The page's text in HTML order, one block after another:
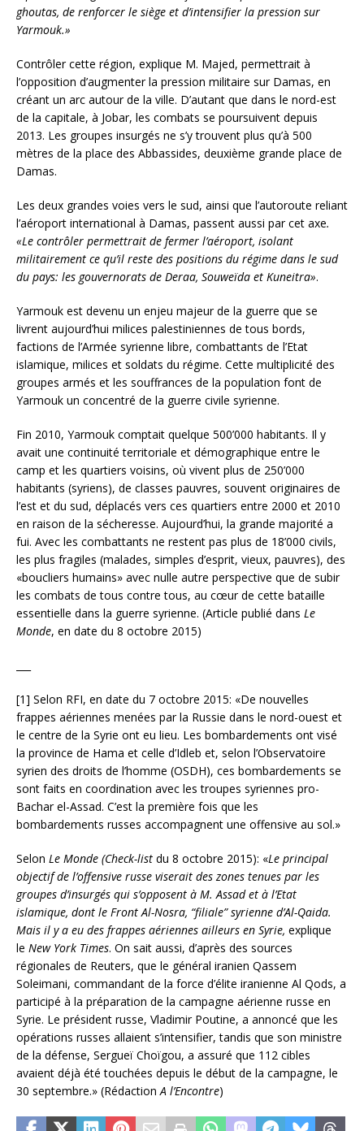
ghoutas, de renforcer le siège et d’intensifier la pression sur
Yarmouk.»
Contrôler cette région, explique M. Majed, permettrait à
l’opposition d’augmenter la pression militaire sur Damas, en
créant un arc autour de la ville. D’autant que dans le nord-est
de la capitale, à Jobar, les combats se poursuivent depuis
2013. Les groupes insurgés ne s’y trouvent plus qu’à 500
mètres de la place des Abbassides, deuxième grande place de
Damas.
Les deux grandes voies vers le sud, ainsi que l’autoroute reliant
l’aéroport international à Damas, passent aussi par cet axe.
«Le contrôler permettrait de fermer l’aéroport, isolant
militairement ce qu’il reste des positions du régime dans le sud
du pays: les gouvernorats de Deraa, Souweïda et Kuneitra».
Yarmouk est devenu un enjeu majeur de la guerre que se
livrent aujourd’hui milices palestiniennes de tous bords,
factions de l’Armée syrienne libre, combattants de l’Etat
islamique, milices et soldats du régime. Cette multiplicité des
groupes armés et les souffrances de la population font de
Yarmouk un concentré de la guerre civile syrienne.
Fin 2010, Yarmouk comptait quelque 500’000 habitants. Il y
avait une continuité territoriale et démographique entre le
camp et les quartiers voisins, où vivent plus de 250’000
habitants (syriens), de classes pauvres, souvent originaires de
l’est et du sud, déplacés vers ces quartiers entre 2000 et 2010
en raison de la sécheresse. Aujourd’hui, la grande majorité a
fui. Avec les combattants ne restent pas plus de 18’000 civils,
les plus fragiles (malades, simples d’esprit, vieux, pauvres), des
«boucliers humains» avec nulle autre perspective que de subir
les combats de tous contre tous, au cœur de cette bataille
essentielle dans la guerre syrienne. (Article publié dans Le
Monde, en date du 8 octobre 2015)
[1] Selon RFI, en date du 7 octobre 2015: «De nouvelles
frappes aériennes menées par la Russie dans le nord-ouest et
le centre de la Syrie ont eu lieu. Les bombardements ont visé
la province de Hama et celle d’Idleb et, selon l’Observatoire
syrien des droits de l’homme (OSDH), ces bombardements se
sont faits en coordination avec les troupes syriennes pro-
Bachar el-Assad. C’est la première fois que les
bombardements russes accompagnent une offensive au sol.»
Selon Le Monde (Check-list du 8 octobre 2015): «Le principal
objectif de l’offensive russe viserait des zones tenues par les
groupes d’insurgés qui s’opposent à M. Assad et à l’Etat
islamique, dont le Front Al-Nosra, “filiale” syrienne d’Al-Qaida.
Mais il y a eu des frappes aériennes ailleurs en Syrie, explique
le New York Times. On sait aussi, d’après des sources
régionales de Reuters, que le général iranien Qassem
Soleimani, commandant de la force d’élite iranienne Al Qods, a
participé à la préparation de la campagne aérienne russe en
Syrie. Le président russe, Vladimir Poutine, a annoncé que les
opérations russes allaient s’intensifier, tandis que son ministre
de la défense, Sergueï Choïgou, a assuré que 112 cibles
avaient déjà été touchées depuis le début de la campagne, le
30 septembre.» (Rédaction A l’Encontre)